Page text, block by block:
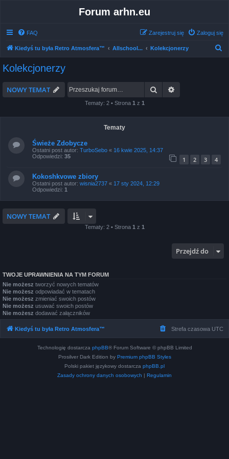
Forum arhn.eu
FAQ Zaloguj się
Zarejestruj się
Kiedyś tu była Retro Atmosfera™ Allschool... Kolekcjonerzy
Kolekcjonerzy
NOWY TEMAT Szukaj
Tematy: 2 • Strona 1 z 1
Tematy
Świeże Zdobycze
Ostatni post autor: TurboSebo « 16 kwie 2025, 14:37
Odpowiedzi: 35 1 2 3 4
Kokoshkvowe zbiory
Ostatni post autor: wisnia2737 « 17 sty 2024, 12:29
Odpowiedzi: 1
NOWY TEMAT
Tematy: 2 • Strona 1 z 1
Przejdź do
TWOJE UPRAWNIENIA NA TYM FORUM
Nie możesz tworzyć nowych tematów
Nie możesz odpowiadać w tematach
Nie możesz zmieniać swoich postów
Nie możesz usuwać swoich postów
Nie możesz dodawać załączników
Kiedyś tu była Retro Atmosfera™ Strefa czasowa UTC
Technologię dostarcza phpBB® Forum Software © phpBB Limited
Prosilver Dark Edition by Premium phpBB Styles
Polski pakiet językowy dostarcza phpBB.pl
Zasady ochrony danych osobowych | Regulamin